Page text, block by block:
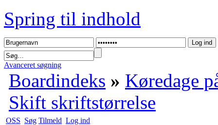
Spring til indhold
Avanceret søgning
Boardindeks » Køredage
Skift skriftstørrelse
OSS Søg Tilmeld Log ind